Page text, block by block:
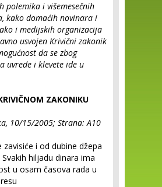
polemika i višemesečnih
kako domaćih novinara i
i medijskih organizacija
usvojen Krivični zakonik
da se zbog
uvrede i klevete ide u
ZAKONIKU
10/15/2005; Strana: A10
zavisiće i od dubine džepa
hiljadu dinara ima
u osam časova rada u